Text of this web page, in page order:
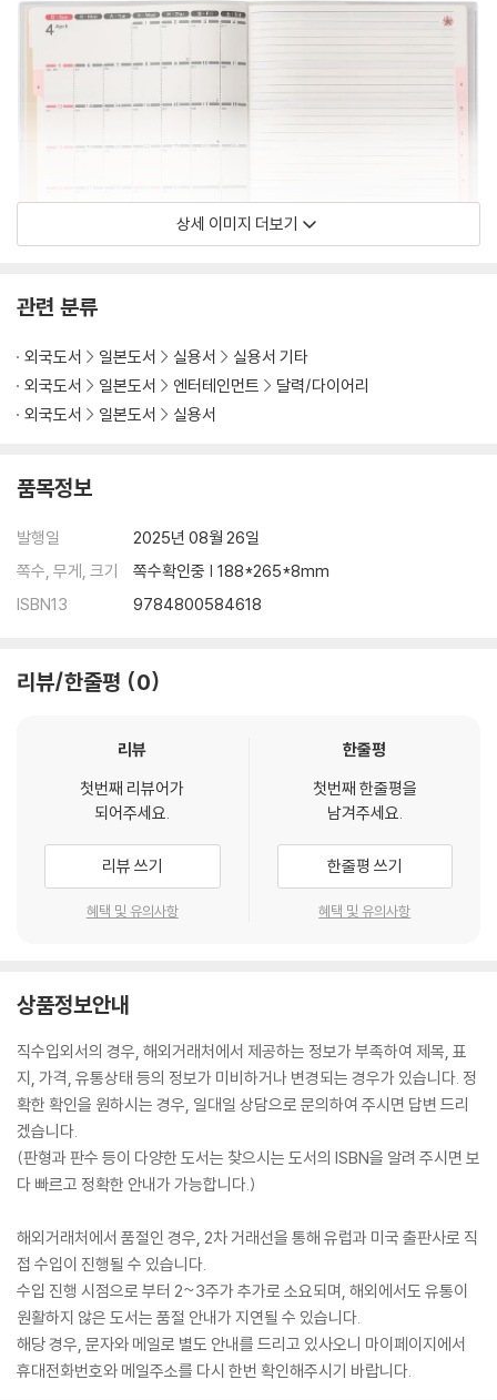
상세 이미지 더보기
관련 분류
외국도서 일본도서 실용서
실용서 기타
외국도서
일본도서 엔터테인먼트
달력/다이어리
외국도서
일본도서 실용서
품목정보
발행일
2025년 08월 26일
쪽수, 무게, 크기
쪽수확인중 | 188*265*8mm
ISBN13
9784800584618
리뷰/한줄평 0
리뷰
첫번째 리뷰어가
되어주세요.
리뷰 쓰기
혜택 및 유의사항
한줄평
첫번째 한줄평을
남겨주세요.
한줄평 쓰기
혜택 및 유의사항
상품정보안내
직수입외서의 경우, 해외거래처에서 제공하는 정보가 부족하여 제목, 표
지, 가격, 유통상태 등의 정보가 미비하거나 변경되는 경우가 있습니다. 정
확한 확인을 원하시는 경우, 일대일 상담으로 문의하여 주시면 답변 드리
겠습니다.
(판형과 판수 등이 다양한 도서는 찾으시는 도서의 ISBN을 알려 주시면 보
다 빠르고 정확한 안내가 가능합니다.)
해외거래처에서 품절인 경우, 2차 거래선을 통해 유럽과 미국 출판사로 직
접 수입이 진행될 수 있습니다.
수입 진행 시점으로 부터 2~3주가 추가로 소요되며, 해외에서도 유통이
원활하지 않은 도서는 품절 안내가 지연될 수 있습니다.
해당 경우, 문자와 메일로 별도 안내를 드리고 있사오니 마이페이지에서
휴대전화번호와 메일주소를 다시 한번 확인해주시기 바랍니다.